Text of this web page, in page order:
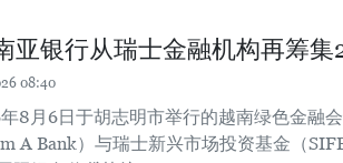
亚银行从瑞士金融机构再筹
08:40
8月6日于胡志明市举行的越南绿色金融
A Bank）与瑞士新兴市场投资基金（